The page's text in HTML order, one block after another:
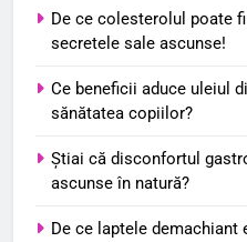
De ce colesterolul poate
secretele sale ascunse!
Ce beneficii aduce uleiul
sănătatea copiilor?
Știai că disconfortul
ascunse în natură?
De ce laptele